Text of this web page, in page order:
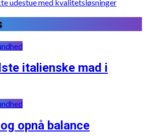
udestue med kvalitetsløsninger
italienske mad i
opnå balance